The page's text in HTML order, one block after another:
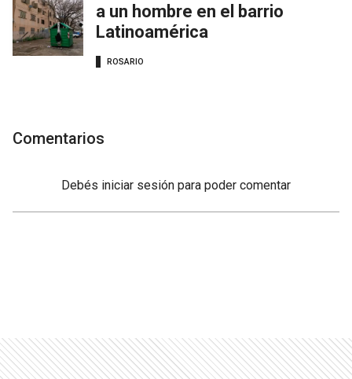
a un hombre en el barrio
Latinoamérica
ROSARIO
Comentarios
Debés iniciar sesión para poder comentar